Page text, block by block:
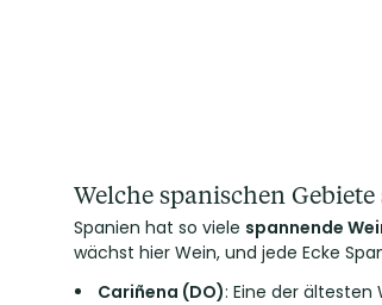
Welche spanischen
Spanien hat so viele spannende
wächst hier Wein, und jede Ecke
Cariñena (DO): Eine der ältesten